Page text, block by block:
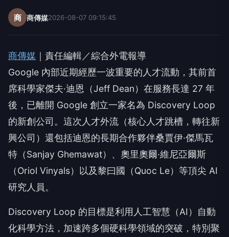
商 商傳媒2026-08-07 09:15:45
商傳媒 ｜責任編輯／綜合外電報導
Google 內部近期經歷一波重要的人才流動，其前首
席科學家傑夫·迪恩（Jeff Dean）在服務長達 27 年
後，已離開 Google 創立一家名為 Discovery Loop
的新創公司。這次人才外流（核心人才跳槽，轉往新
興公司）還包括迪恩的長期合作夥伴桑賈伊·傑馬瓦
特（Sanjay Ghemawat）、奧里奧爾·維尼亞爾斯
（Oriol Vinyals）以及黎曰國（Quoc Le）等頂尖 AI
研究人員。
Discovery Loop 的目標是利用人工智慧（AI）自動
化科學方法，加速跨多個硬科學領域的突破，特別聚